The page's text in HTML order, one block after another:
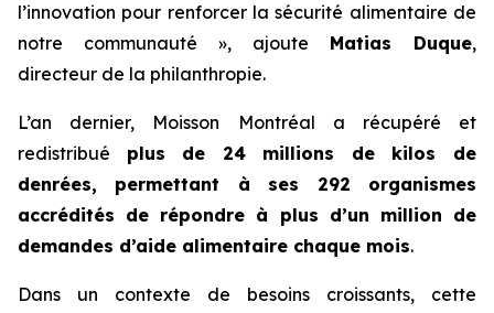
l’innovation pour renforcer la sécurité alimentaire de
notre communauté », ajoute Matias Duque,
directeur de la philanthropie.
L’an dernier, Moisson Montréal a récupéré et
redistribué plus de 24 millions de kilos de
denrées, permettant à ses 292 organismes
accrédités de répondre à plus d’un million de
demandes d’aide alimentaire chaque mois.
Dans un contexte de besoins croissants, cette